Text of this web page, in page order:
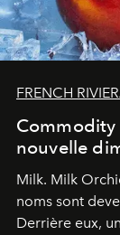
FRENCH
Commodity
nouvelle
Milk. Milk
noms sont
Derrière eux,